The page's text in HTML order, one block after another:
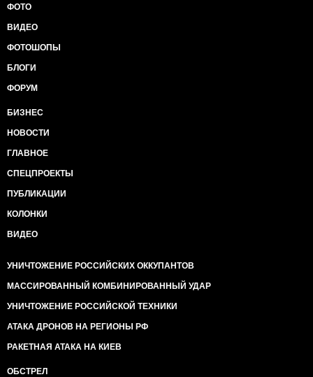
ФОТО
ВИДЕО
ФОТОШОПЫ
БЛОГИ
ФОРУМ
БИЗНЕС
НОВОСТИ
ГЛАВНОЕ
СПЕЦПРОЕКТЫ
ПУБЛИКАЦИИ
КОЛОНКИ
ВИДЕО
УНИЧТОЖЕНИЕ РОССИЙСКИХ ОККУПАНТОВ
МАССИРОВАННЫЙ КОМБИНИРОВАННЫЙ УДАР
УНИЧТОЖЕНИЕ РОССИЙСКОЙ ТЕХНИКИ
АТАКА ДРОНОВ НА РЕГИОНЫ РФ
РАКЕТНАЯ АТАКА НА КИЕВ
ОБСТРЕЛ